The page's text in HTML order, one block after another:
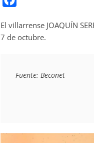
c
e
o
El villarrense JOAQUÍN
7 de octubre.
Fuente: Beconet